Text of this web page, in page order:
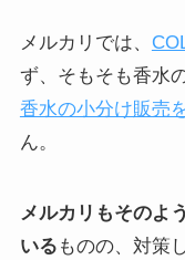
メルカリでは、
ず、そもそも香水
香水の小分け販売
ん。
メルカリもそのよ
いる ものの、対策